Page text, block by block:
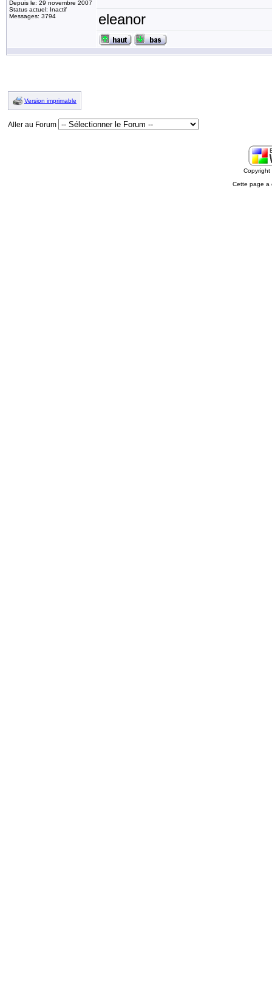
Depuis le: 29 novembre 2007
Status actuel: Inactif
Messages: 3794
eleanor
Version imprimable
Aller au Forum
Cette page a